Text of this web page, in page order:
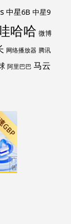
中星6B 中星9
哈哈 微博
网络播放器 腾讯
阿里巴巴 马云